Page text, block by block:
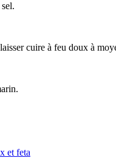
cuire à feu doux à
et feta